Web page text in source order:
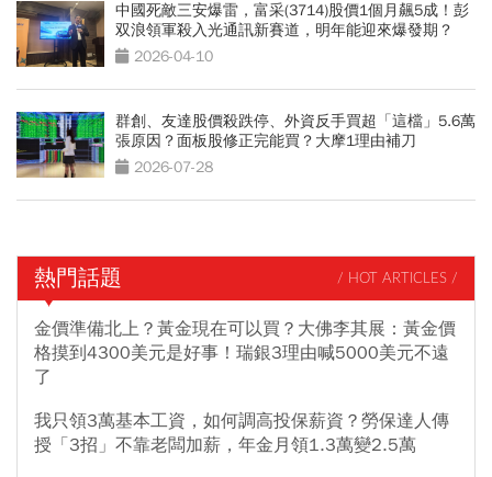
中國死敵三安爆雷，富采(3714)股價1個月飆5成！彭
双浪領軍殺入光通訊新賽道，明年能迎來爆發期？
2026-04-10
群創、友達股價殺跌停、外資反手買超「這檔」5.6萬
張原因？面板股修正完能買？大摩1理由補刀
2026-07-28
熱門話題 / HOT ARTICLES /
金價準備北上？黃金現在可以買？大佛李其展：黃金價
格摸到4300美元是好事！瑞銀3理由喊5000美元不遠
了
我只領3萬基本工資，如何調高投保薪資？勞保達人傳
授「3招」不靠老闆加薪，年金月領1.3萬變2.5萬